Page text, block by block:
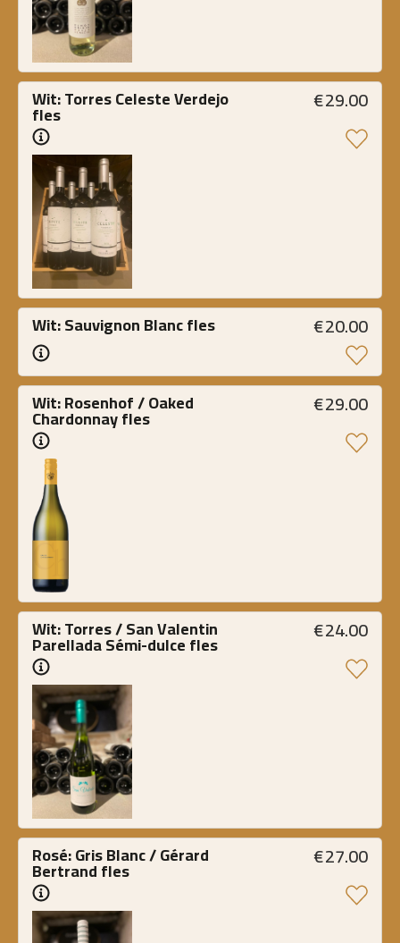
Wit: Torres Celeste Verdejo
fles €29.00
Wit: Sauvignon Blanc fles €20.00
Wit: Rosenhof / Oaked
Chardonnay fles €29.00
Wit: Torres / San Valentin
Parellada Sémi-dulce fles €24.00
Rosé: Gris Blanc / Gérard
Bertrand fles €27.00